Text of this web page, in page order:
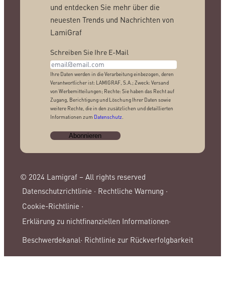
und entdecken Sie mehr über die
neuesten Trends und Nachrichten von
LamiGraf
Schreiben Sie Ihre E-Mail
Ihre Daten werden in die Verarbeitung einbezogen, deren
Verantwortlicher ist: LAMIGRAF, S.A.; Zweck: Versand
von Werbemitteilungen; Rechte: Sie haben das Recht auf
Zugang, Berichtigung und Löschung Ihrer Daten sowie
weitere Rechte, die in den zusätzlichen und detaillierten
Informationen zum Datenschutz
© 2024 Lamigraf – All rights reserved
Datenschutzrichtlinie · Rechtliche Warnung ·
Cookie-Richtlinie ·
Erklärung zu nichtfinanziellen Informationen·
Beschwerdekanal· Richtlinie zur Rückverfolgbarkeit